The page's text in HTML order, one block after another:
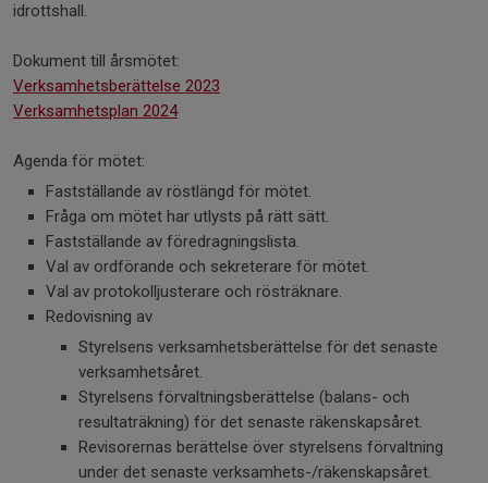
idrottshall.
Dokument till årsmötet:
Verksamhetsberättelse 2023
Verksamhetsplan 2024
Agenda för mötet:
Fastställande av röstlängd för mötet.
Fråga om mötet har utlysts på rätt sätt.
Fastställande av föredragningslista.
Val av ordförande och sekreterare för mötet.
Val av protokolljusterare och rösträknare.
Redovisning av
Styrelsens verksamhetsberättelse för det senaste
verksamhetsåret.
Styrelsens förvaltningsberättelse (balans- och
resultaträkning) för det senaste räkenskapsåret.
Revisorernas berättelse över styrelsens förvaltning
under det senaste verksamhets-/räkenskapsåret.